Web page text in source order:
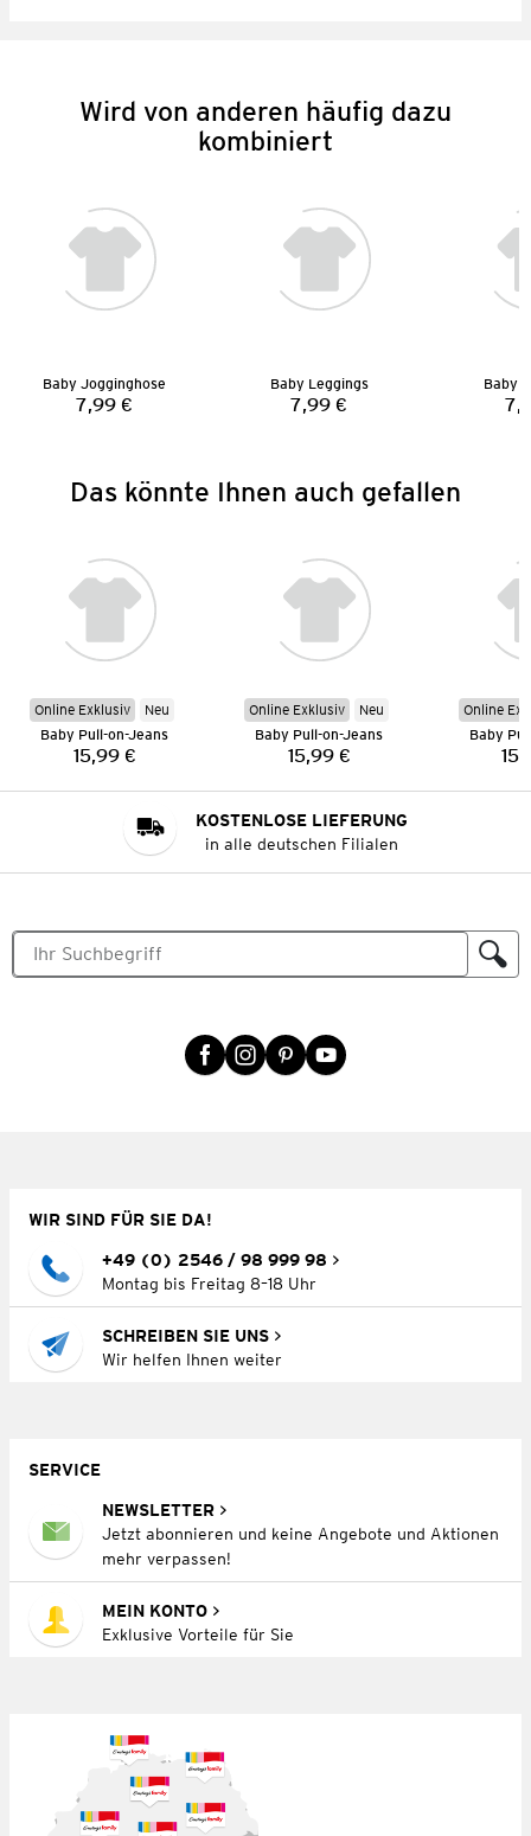
Wird von anderen häufig dazu
kombiniert
Baby Jogginghose
Preis:
7,99 €
Baby Leggings
Preis:
7,99 €
Baby
Das könnte Ihnen auch gefallen
Online Exklusiv
Neu
Baby Pull-on-Jeans
Preis:
15,99 €
Online Exklusiv
Neu
Baby Pull-on-Jeans
Preis:
15,99 €
Online
Baby
KOSTENLOSE LIEFERUNG
in alle deutschen Filialen
WIR SIND FÜR SIE DA!
+49 (0) 2546 / 98 999 98
Montag bis Freitag 8–18 Uhr
SCHREIBEN SIE UNS
Wir helfen Ihnen weiter
SERVICE
NEWSLETTER
Jetzt abonnieren und keine Angebote und Aktionen
mehr verpassen!
MEIN KONTO
Exklusive Vorteile für Sie